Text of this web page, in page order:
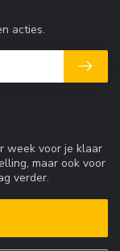
week voor je klaar
maar ook voor
verder.
acties.